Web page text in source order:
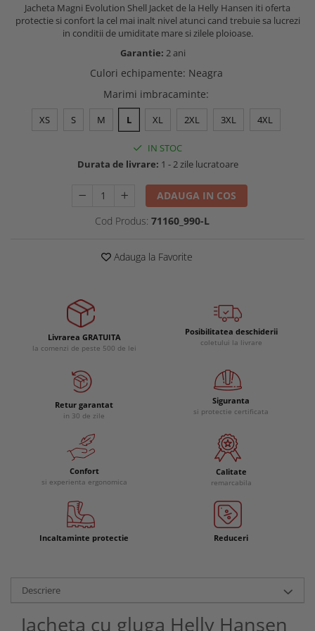
Buzunare externe
Echipamente specializate
Echipamente muncitori ferma
Echipamente veterinari
Echipamente mulgatori
Echipamente trimeri ongloane
Masti protectie
Casti si antifoane protectie
Menghine si prese
Jacheta Magni Evolution Shell Jacket de la Helly Hansen iti oferta
protectie si confort la cel mai inalt nivel atunci cand trebuie sa lucrezi
in conditii de umiditate mare si zilele ploioase.
Garantie: 2 ani
Culori echipamente: Neagra
Marimi imbracaminte:
XS S M L XL 2XL 3XL 4XL
IN STOC
Durata de livrare: 1 - 2 zile lucratoare
ADAUGA IN COS
Cod Produs: 71160_990-L
Adauga la Favorite
Livrarea GRATUITA
la comenzi de peste 500 de lei
Posibilitatea deschiderii
coletului la livrare
Retur garantat
in 30 de zile
Siguranta
si protectie certificata
Confort
si experienta ergonomica
Calitate
remarcabila
Incaltaminte protectie Reduceri
Descriere
Jacheta cu gluga Helly Hansen